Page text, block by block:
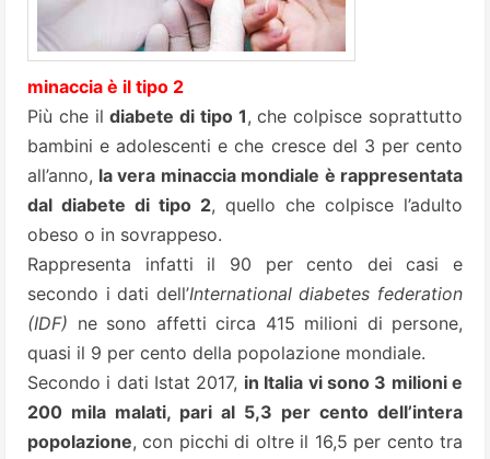
minaccia è il tipo 2
Più che ildiabete di tipo 1, che colpisce soprattutto
bambini e adolescenti e che cresce del 3 per cento
all’anno, la vera minaccia mondiale è rappresentata
dal diabete di tipo 2, quello che colpisce l’adulto
obeso o in sovrappeso.
Rappresenta infatti il 90 per cento dei casi e
secondo i dati dell’International diabetes federation
(IDF) ne sono affetti circa 415 milioni di persone,
quasi il 9 per cento della popolazione mondiale.
Secondo i dati Istat 2017, in Italia vi sono 3 milioni e
200 mila malati, pari al 5,3 per cento dell’intera
popolazione, con picchi di oltre il 16,5 per cento tra